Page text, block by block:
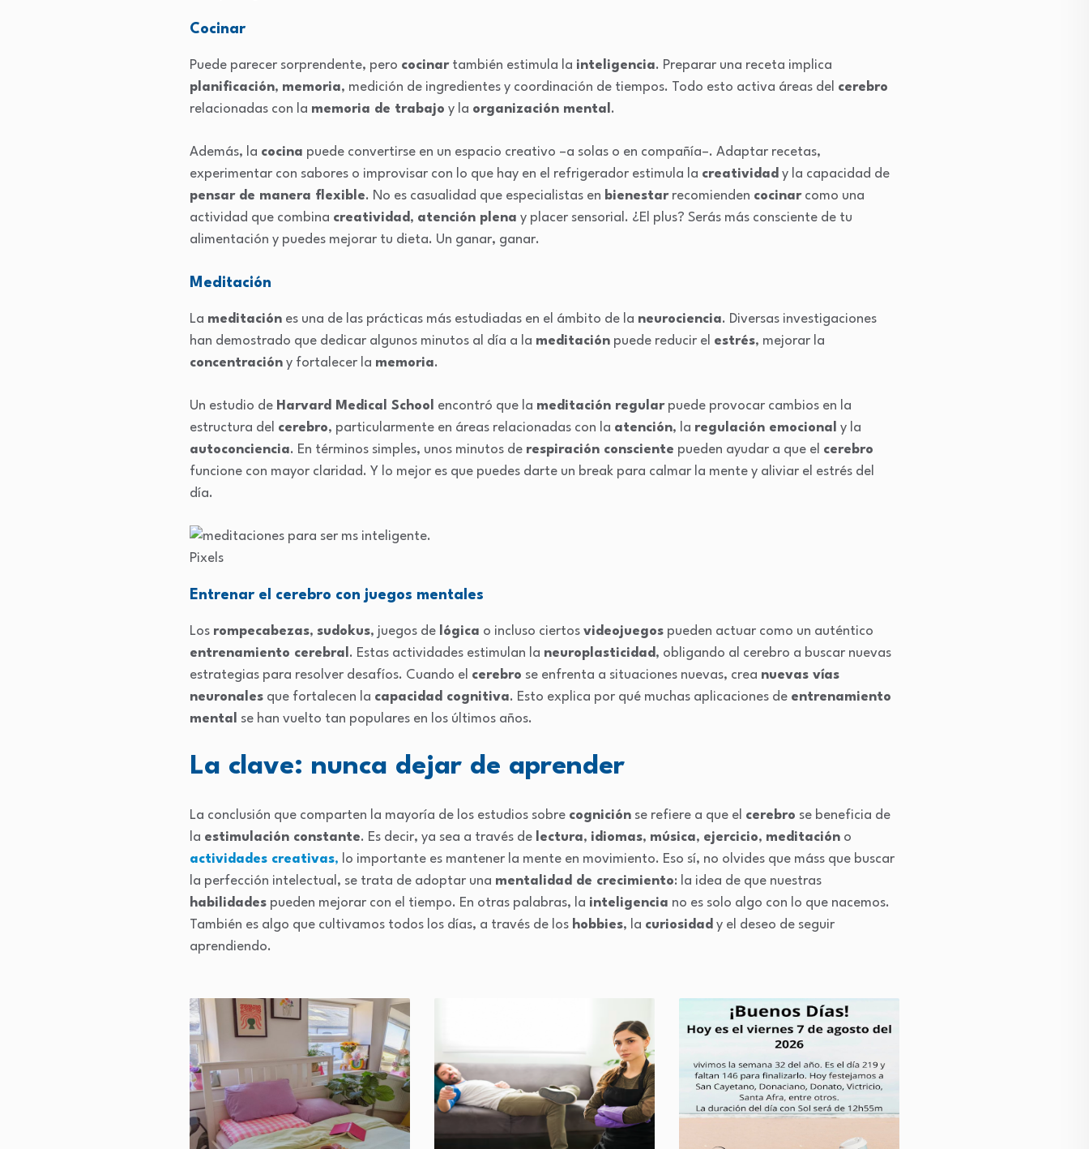
Cocinar
Puede parecer sorprendente, pero cocinartambién estimula la inteligencia. Preparar una receta implica
planificación, memoria, medición de ingredientes y coordinación de tiempos. Todo esto activa áreas del cerebro
relacionadas con la memoria de trabajo y la organización mental .
Además, la cocina puede convertirse en un espacio creativo –a solas o en compañía–. Adaptar recetas,
experimentar con sabores o improvisar con lo que hay en el refrigerador estimula la creatividad y la capacidad de
pensar de manera flexible. No es casualidad que especialistas en bienestarrecomienden cocinarcomo una
actividad que combina creatividad , atención plena y placer sensorial. ¿El plus? Serás más consciente de tu
alimentación y puedes mejorar tu dieta. Un ganar, ganar.
Meditación
La meditación es una de las prácticas más estudiadas en el ámbito de la neurociencia. Diversas investigaciones
han demostrado que dedicar algunos minutos al día a la meditación puede reducir el estrés, mejorar la
concentración y fortalecer la memoria.
Un estudio de Harvard Medical School encontró que la meditación regularpuede provocar cambios en la
estructura del cerebro, particularmente en áreas relacionadas con la atención, la regulación emocional y la
autoconciencia. En términos simples, unos minutos de respiración consciente pueden ayudar a que el cerebro
funcione con mayor claridad. Y lo mejor es que puedes darte un break para calmar la mente y aliviar el estrés del
día.
Pixels
Entrenar el cerebro con juegos mentales
Los rompecabezas, sudokus, juegos de lógica o incluso ciertos videojuegos pueden actuar como un auténtico
entrenamiento cerebral . Estas actividades estimulan la neuroplasticidad , obligando al cerebro a buscar nuevas
estrategias para resolver desafíos. Cuando el cerebro se enfrenta a situaciones nuevas, crea nuevas vías
neuronales que fortalecen la capacidad cognitiva. Esto explica por qué muchas aplicaciones de entrenamiento
mental
se han vuelto tan populares en los últimos años.
La clave: nunca dejar de aprender
La conclusión que comparten la mayoría de los estudios sobre cognición se refiere a que el cerebro se beneficia de
la estimulación constante. Es decir, ya sea a través de lectura, idiomas, música, ejercicio, meditación o
actividades creativas, lo importante es mantener la mente en movimiento. Eso sí, no olvides que máss que buscar
la perfección intelectual, se trata de adoptar una mentalidad de crecimiento: la idea de que nuestras
habilidades pueden mejorar con el tiempo. En otras palabras, la inteligencia no es solo algo con lo que nacemos.
También es algo que cultivamos todos los días, a través de los hobbies, la curiosidad y el deseo de seguir
aprendiendo.